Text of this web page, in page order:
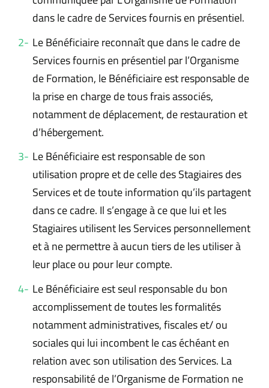
dans le cadre de Services fournis en présentiel.
Le Bénéficiaire reconnaît que dans le cadre de
Services fournis en présentiel par l’Organisme
de Formation, le Bénéficiaire est responsable de
la prise en charge de tous frais associés,
notamment de déplacement, de restauration et
d’hébergement.
Le Bénéficiaire est responsable de son
utilisation propre et de celle des Stagiaires des
Services et de toute information qu’ils partagent
dans ce cadre. Il s’engage à ce que lui et les
Stagiaires utilisent les Services personnellement
et à ne permettre à aucun tiers de les utiliser à
leur place ou pour leur compte.
Le Bénéficiaire est seul responsable du bon
accomplissement de toutes les formalités
notamment administratives, fiscales et/ ou
sociales qui lui incombent le cas échéant en
relation avec son utilisation des Services. La
responsabilité de l’Organisme de Formation ne